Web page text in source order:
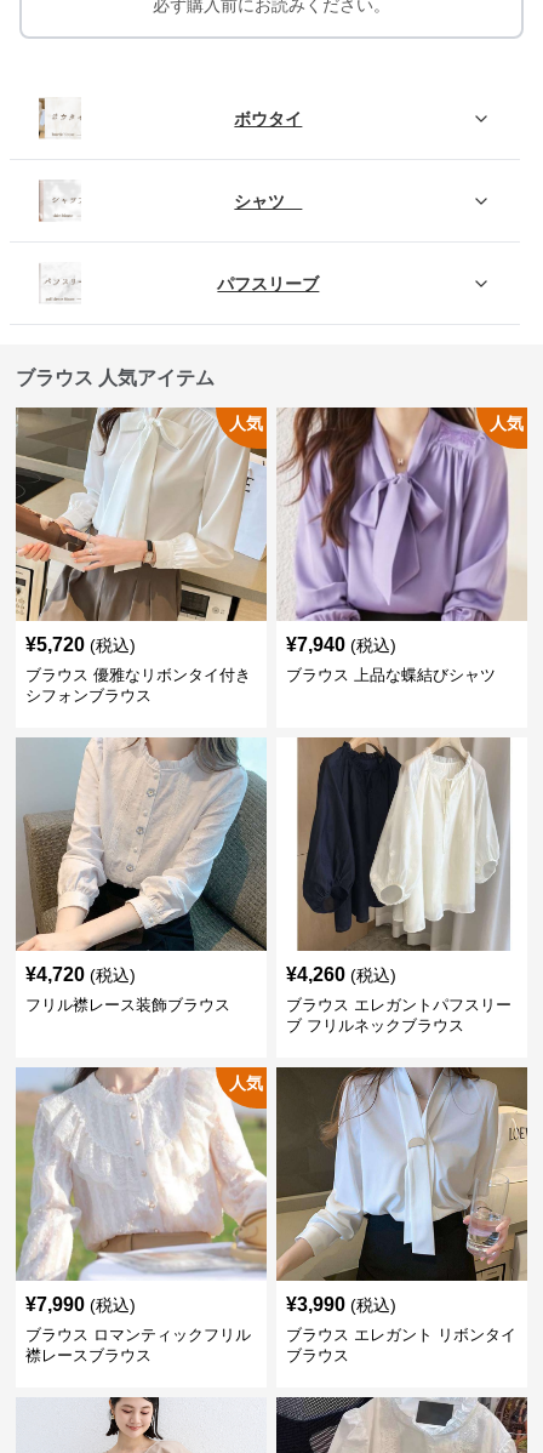
必ず購入前にお読みください。
ボウタイ
シャツ
パフスリーブ
ブラウス 人気アイテム
人気
¥5,720 (税込)
ブラウス 優雅なリボンタイ付き
シフォンブラウス
人気
¥7,940 (税込)
ブラウス 上品な蝶結びシャツ
¥4,720 (税込)
フリル襟レース装飾ブラウス
¥4,260 (税込)
ブラウス エレガントパフスリー
ブ フリルネックブラウス
人気
¥7,990 (税込)
ブラウス ロマンティックフリル
襟レースブラウス
¥3,990 (税込)
ブラウス エレガント リボンタイ
ブラウス